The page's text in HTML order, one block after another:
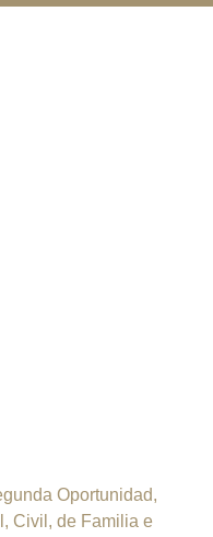
Oportunidad,
Civil, de Familia e